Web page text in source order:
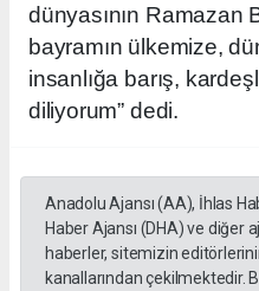
dünyasının Ramazan
bayramın ülkemize,
insanlığa barış,
diliyorum” dedi.
Anadolu Ajansı (AA), İhlas
Haber Ajansı (DHA) ve diğer
haberler, sitemizin
kanallarından çekilmektedir.